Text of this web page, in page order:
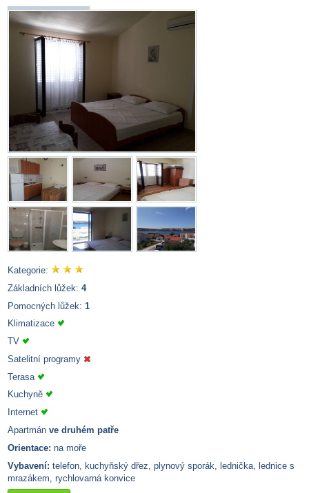
Kategorie:
Základních lůžek: 4
Pomocných lůžek: 1
Klimatizace
TV
Satelitní programy
Terasa
Kuchyně
Internet
Apartmán ve druhém patře
Orientace: na moře
Vybavení: telefon, kuchyňský dřez, plynový sporák, lednička, lednice s
mrazákem, rychlovarná konvice